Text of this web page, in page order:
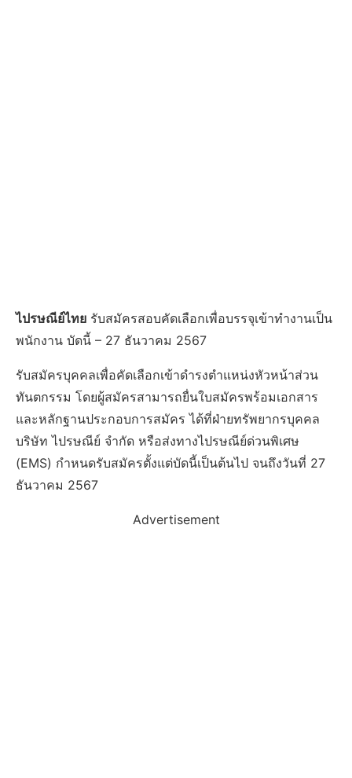
ไปรษณีย์ไทย รับสมัครสอบคัดเลือกเพื่อบรรจุเข้าทำงานเป็น
พนักงาน บัดนี้ – 27 ธันวาคม 2567
รับสมัครบุคคลเพื่อคัดเลือกเข้าดำรงตำแหน่งหัวหน้าส่วน
ทันตกรรม โดยผู้สมัครสามารถยื่นใบสมัครพร้อมเอกสาร
และหลักฐานประกอบการสมัคร ได้ที่ฝ่ายทรัพยากรบุคคล
บริษัท ไปรษณีย์ จำกัด หรือส่งทางไปรษณีย์ด่วนพิเศษ
(EMS) กำหนดรับสมัครตั้งแต่บัดนี้เป็นต้นไป จนถึงวันที่ 27
ธันวาคม 2567
Advertisement